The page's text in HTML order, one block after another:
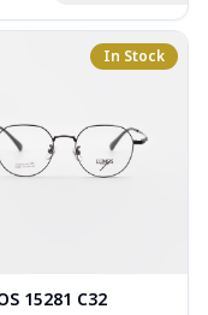
กล่องแว่น , ผ้าเช็ดแว่น
In Stock
15281 C32